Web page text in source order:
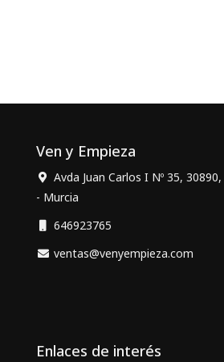
Ven y Empieza
Avda Juan Carlos I Nº 35,
- Murcia
646923765
ventas@venyempieza.com
Enlaces de interés